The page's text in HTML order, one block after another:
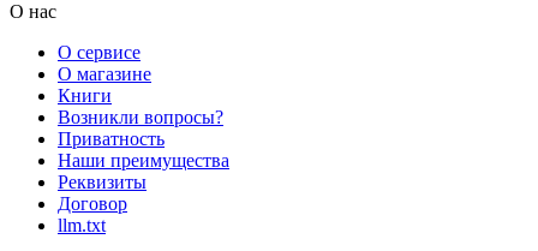
О нас
О сервисе
О магазине
Книги
Возникли вопросы?
Приватность
Наши преимущества
Реквизиты
Договор
llm.txt